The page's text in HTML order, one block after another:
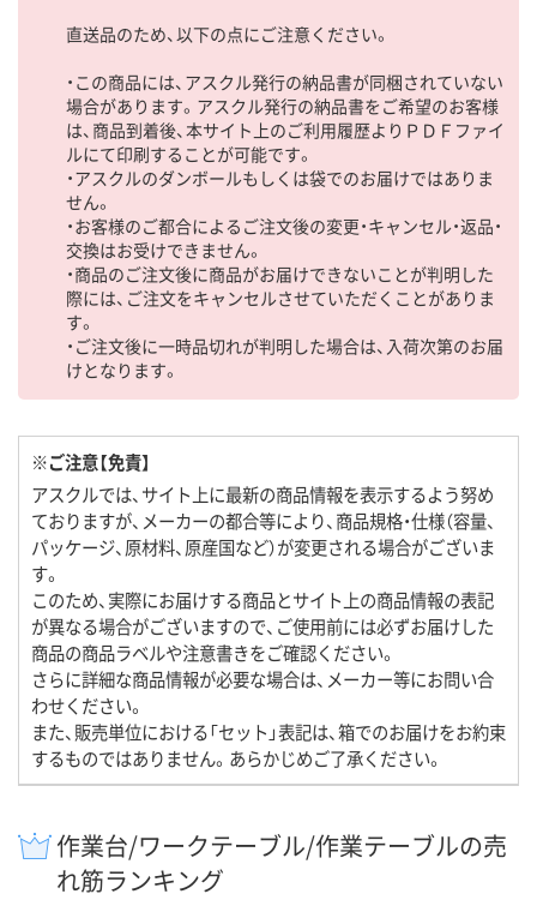
直送品のため、以下の点にご注意ください。
・この商品には、アスクル発行の納品書が同梱されていない
場合があります。アスクル発行の納品書をご希望のお客様
は、商品到着後、本サイト上のご利用履歴よりＰＤＦファイ
ルにて印刷することが可能です。
・アスクルのダンボールもしくは袋でのお届けではありま
せん。
・お客様のご都合によるご注文後の変更・キャンセル・返品・
交換はお受けできません。
・商品のご注文後に商品がお届けできないことが判明した
際には、ご注文をキャンセルさせていただくことがありま
す。
・ご注文後に一時品切れが判明した場合は、入荷次第のお届
けとなります。
※ご注意【免責】
アスクルでは、サイト上に最新の商品情報を表示するよう努め
ておりますが、メーカーの都合等により、商品規格・仕様（容量、
パッケージ、原材料、原産国など）が変更される場合がございま
す。
このため、実際にお届けする商品とサイト上の商品情報の表記
が異なる場合がございますので、ご使用前には必ずお届けした
商品の商品ラベルや注意書きをご確認ください。
さらに詳細な商品情報が必要な場合は、メーカー等にお問い合
わせください。
また、販売単位における「セット」表記は、箱でのお届けをお約束
するものではありません。あらかじめご了承ください。
作業台/ワークテーブル/作業テーブルの売
れ筋ランキング